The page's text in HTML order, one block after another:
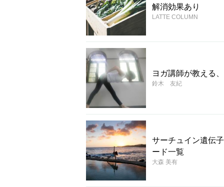
解消効果あり
LATTE COLUMN
ヨガ講師が教える
鈴木 友紀
サーチュイン遺伝
ード一覧
大森 美有